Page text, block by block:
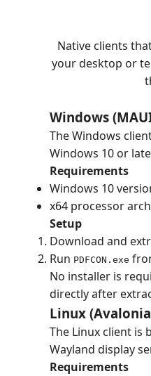
Native clients
your desktop or
Windows
The Windows
Windows 10 or
Requirements
Windows 10
x64 processor
Setup
Download and
Run PDFCON.exe
No installer is
directly after
Linux
The Linux client is
Wayland display
Requirements